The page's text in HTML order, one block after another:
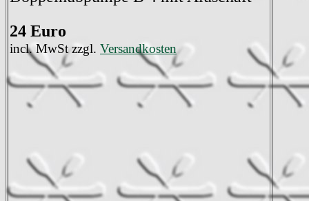
24 Euro
incl. MwSt zzgl. Versandkosten